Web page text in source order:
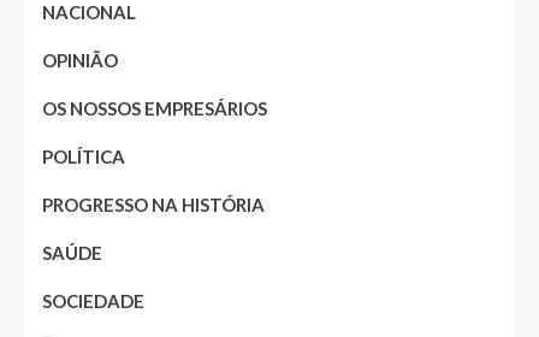
NACIONAL
OPINIÃO
OS NOSSOS EMPRESÁRIOS
POLÍTICA
PROGRESSO NA HISTÓRIA
SAÚDE
SOCIEDADE